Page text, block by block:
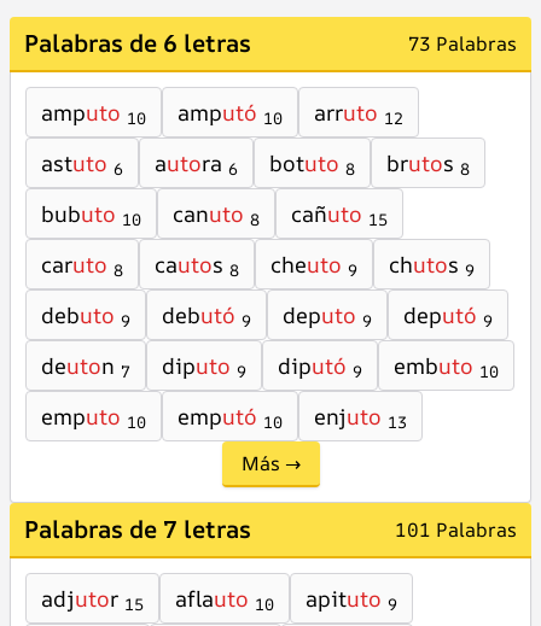
Palabras de 6 letras 73 Palabras
amputo 10 amputó 10 arruto 12
astuto 6 autora 6 botuto 8 brutos 8
bubuto 10 canuto 8 cañuto 15
caruto 8 cautos 8 cheuto 9 chutos 9
debuto 9 debutó 9 deputo 9 deputó 9
deuton 7 diputo 9 diputó 9 embuto 10
emputo 10 emputó 10 enjuto 13
Más →
Palabras de 7 letras 101 Palabras
adjutor 15 aflauto 10 apituto 9